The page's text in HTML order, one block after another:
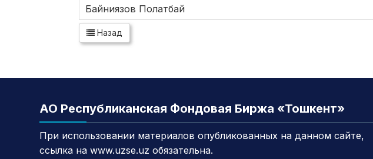
Байниязов Полатбай
Назад
АО Республиканская Фондовая Биржа «Тошкент»
При использовании материалов опубликованных на данном сайте,
ссылка на www.uzse.uz обязательна.